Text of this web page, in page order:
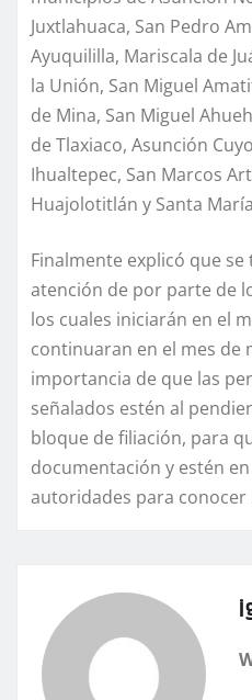
Juxtlahuaca, San Pedro
Ayuquililla, Mariscala de
la Unión, San Miguel
de Mina, San Miguel
de Tlaxiaco, Asunción
Ihualtepec, San Marcos
Huajolotitlán y Santa
Finalmente explicó que
atención de por parte de
los cuales iniciarán en el
continuaran en el mes de
importancia de que las
señalados estén al
bloque de filiación, para
documentación y estén
autoridades para conocer